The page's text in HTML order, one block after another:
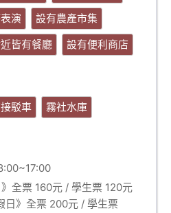
演
設有農產市集
皆有餐廳
設有便利商店
駁車
霧社水庫
全票 160元 / 學生票 120元
日》全票 200元 / 學生票